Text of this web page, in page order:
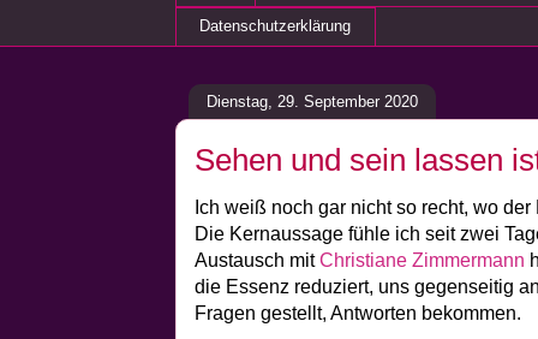
Datenschutzerklärung
Dienstag, 29. September 2020
Sehen und sein lassen
Ich weiß noch gar nicht so recht, wo
Die Kernaussage fühle ich seit zwei
Austausch mitChristiane Zimmermann
die Essenz reduziert, uns gegenseitig
Fragen gestellt, Antworten bekommen.